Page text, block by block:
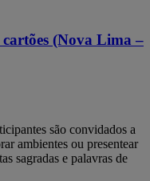
(Nova Lima –
são convidados a
ambientes ou presentear
sagradas e palavras de